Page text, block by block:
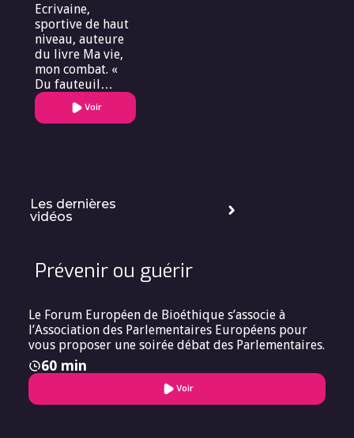
Dossier
Ecrivaine,
sportive de haut
niveau, auteure
du livre Ma vie,
mon combat. «
Du fauteuil
roulant à la
première marche
Voir
Les dernières
vidéos
Prévenir ou guérir
Le Forum Européen de Bioéthique s’associe à
l’Association des Parlementaires Européens pour
vous proposer une soirée débat des Parlementaires.
60 min
Voir